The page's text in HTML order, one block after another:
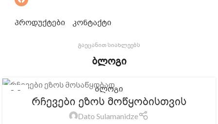
პროდუქტები კონტაქტი
გაეცანით სიახლეებს
ბლოგი
29 ბლოგი
რჩევები ეზოს მოწყობისთვის
Dato Sulamanidze